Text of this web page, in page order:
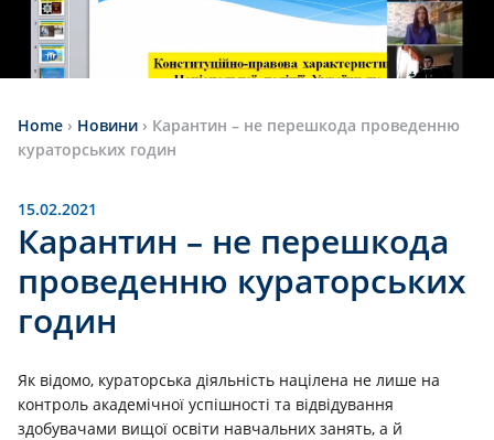
Home › Новини › Карантин – не перешкода проведенню
кураторських годин
15.02.2021
Карантин – не перешкода
проведенню кураторських
годин
Як відомо, кураторська діяльність націлена не лише на
контроль академічної успішності та відвідування
здобувачами вищої освіти навчальних занять, а й